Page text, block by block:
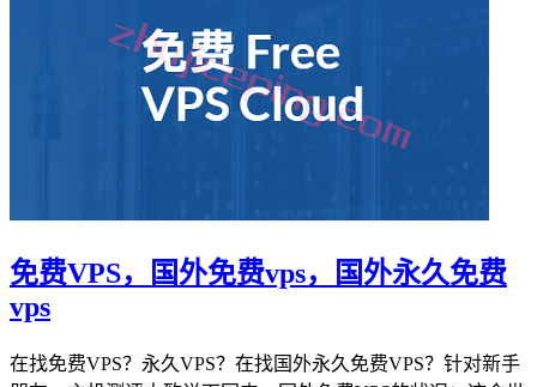
免费VPS，国外免费vps，国外永久免费
vps
在找免费VPS？永久VPS？在找国外永久免费VPS？针对新手